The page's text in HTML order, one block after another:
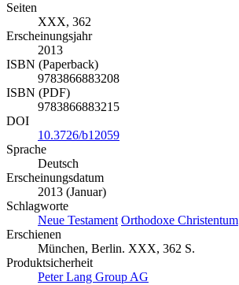
Seiten
XXX, 362
Erscheinungsjahr
2013
ISBN (Paperback)
9783866883208
ISBN (PDF)
9783866883215
DOI
10.3726/b12059
Sprache
Deutsch
Erscheinungsdatum
2013 (Januar)
Schlagworte
Neue Testament Orthodoxe Christentum
Erschienen
München, Berlin. XXX, 362 S.
Produktsicherheit
Peter Lang Group AG